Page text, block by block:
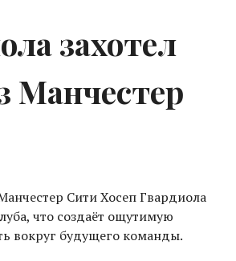
захотел
Манчестер
Сити Хосеп Гвардиола
что создаёт ощутимую
вокруг будущего команды.